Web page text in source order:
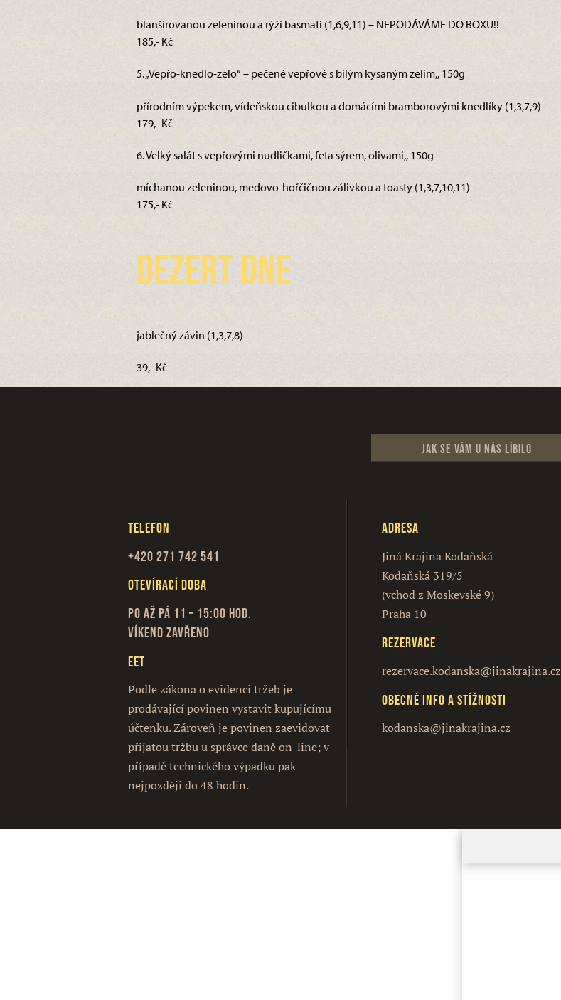
blanšírovanou zeleninou a rýží basmati (1,6,9,11) – NEPODÁVÁME DO BOXU!!
185,- Kč
5. „Vepřo-knedlo-zelo“ – pečené vepřové s bílým kysaným zelím,, 150g
přírodním výpekem, vídeňskou cibulkou a domácími bramborovými knedlíky (1,3,7,9)
179,- Kč
6. Velký salát s vepřovými nudličkami, feta sýrem, olivami,, 150g
míchanou zeleninou, medovo-hořčičnou zálivkou a toasty (1,3,7,10,11)
175,- Kč
Dezert dne
jablečný závin (1,3,7,8)
39,- Kč
Jak se vám u nás líbilo
Telefon
+420 271 742 541
Otevírací doba
Po až Pá 11 – 15:00 hod.
Víkend zavřeno
EET
Podle zákona o evidenci tržeb je
prodávající povinen vystavit kupujícímu
účtenku. Zároveň je povinen zaevidovat
přijatou tržbu u správce daně on-line; v
případě technického výpadku pak
nejpozději do 48 hodin.
Adresa
Jiná Krajina Kodaňská
Kodaňská 319/5
(vchod z Moskevské 9)
Praha 10
Rezervace
rezervace.kodanska@jinakrajina.cz
Obecné info a stížnosti
kodanska@jinakrajina.cz